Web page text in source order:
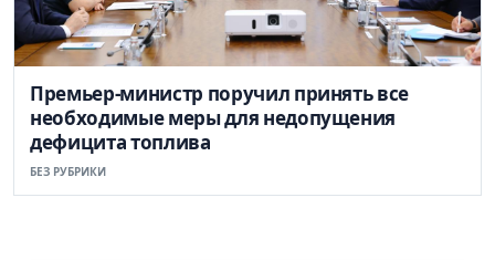
Премьер-министр поручил принять все
необходимые меры для недопущения
дефицита топлива
БЕЗ РУБРИКИ